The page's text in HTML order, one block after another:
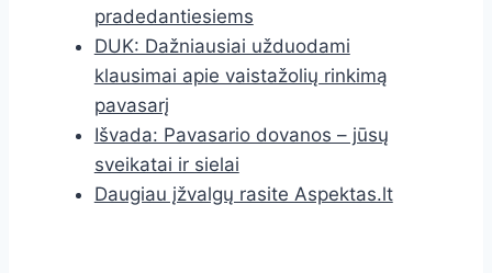
pradedantiesiems
DUK: Dažniausiai užduodami
klausimai apie vaistažolių rinkimą
pavasarį
Išvada: Pavasario dovanos – jūsų
sveikatai ir sielai
Daugiau įžvalgų rasite Aspektas.lt